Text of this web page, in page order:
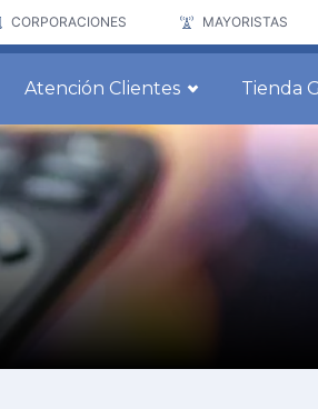
CORPORACIONES MAYORISTAS
Atención Clientes Tienda